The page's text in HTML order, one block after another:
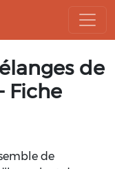
de
Fiche
de